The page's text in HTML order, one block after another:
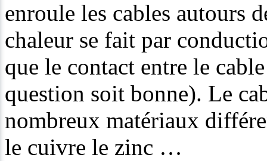
enroule les cables autours
chaleur se fait par
que le contact entre le
question soit bonne). Le
nombreux matériaux
le cuivre le zinc …